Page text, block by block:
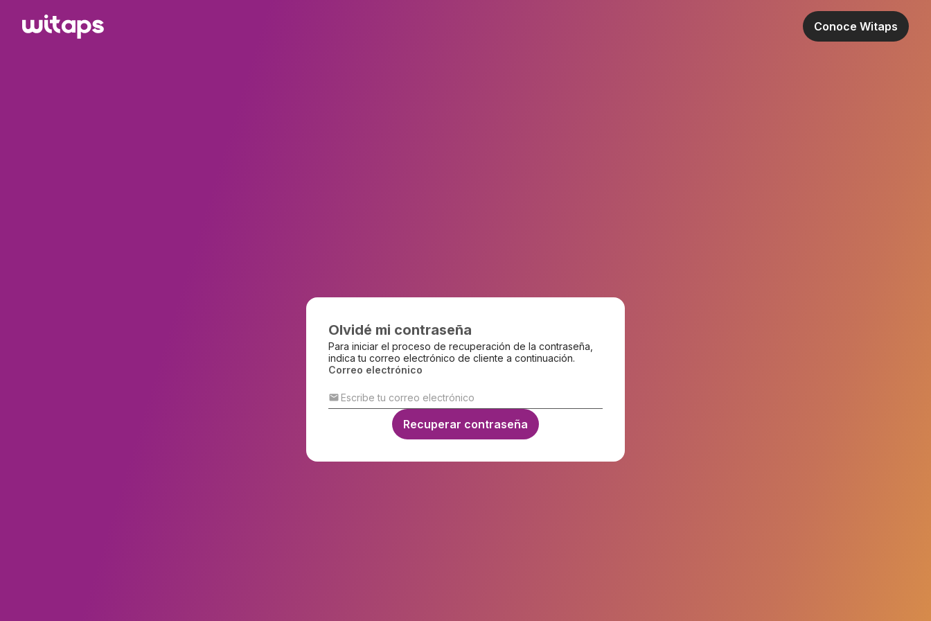
Conoce Witaps
Olvidé mi contraseña
Para iniciar el proceso de recuperación de la contraseña,
indica tu correo electrónico de cliente a continuación.
Correo electrónico